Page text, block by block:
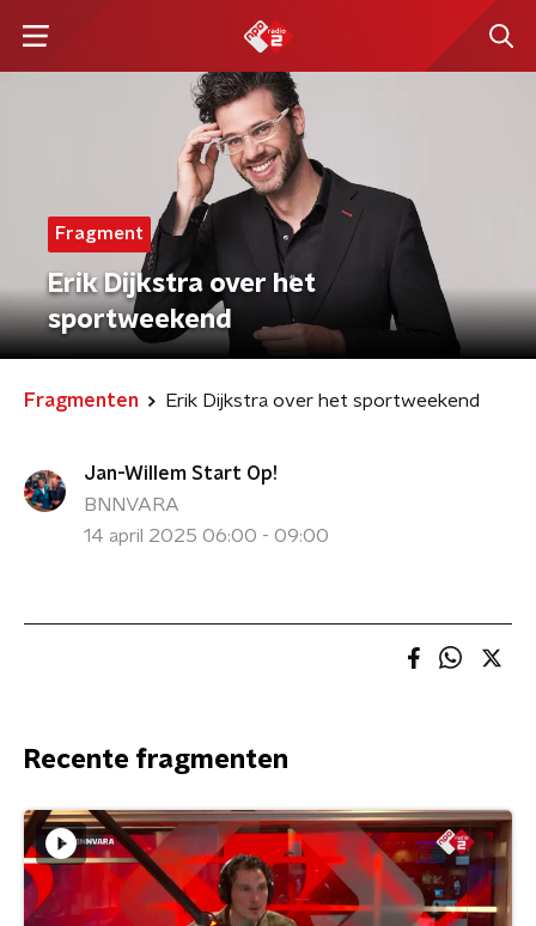
Fragment
Erik Dijkstra over het
sportweekend
Fragmenten Erik Dijkstra over het sportweekend
Jan-Willem Start Op!
BNNVARA
14 april 2025 06:00 - 09:00
Recente fragmenten